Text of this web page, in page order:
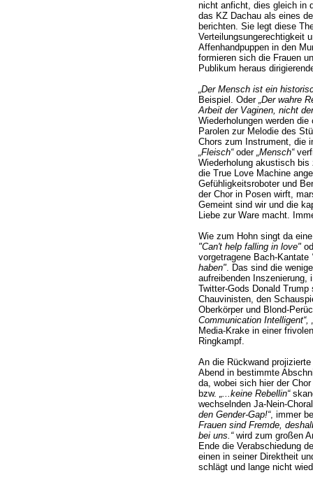
nicht anficht, dies gleich in
das KZ Dachau als eines
berichten. Sie legt diese
Verteilungsungerechtigkeit
Affenhandpuppen in den
formieren sich die Frauen
Publikum heraus
„Der Mensch ist ein
Beispiel. Oder „Der wahre
Arbeit der Vaginen, nicht
Wiederholungen werden
Parolen zur Melodie des
Chors zum Instrument, die
„Fleisch“oder „Mensch“
Wiederholung akustisch
die True Love Machine
Gefühligkeitsroboter und
der Chor in Posen wirft,
Gemeint sind wir und die
Liebe zur Ware macht.
Wie zum Hohn singt da
"Can't help falling in love"
vorgetragene Bach-Kantate
haben". Das sind die
aufreibenden Inszenierung,
Twitter-Gods Donald
Chauvinisten, den
Oberkörper und Blond-
Communication Intelligent“,
Media-Krake in einer
Ringkampf.
An die Rückwand
Abend in bestimmte
da, wobei sich hier der
bzw. „...keine Rebellin“
wechselnden Ja-Nein-
den Gender-Gap!“, immer
Frauen sind Fremde,
bei uns.“wird zum großen
Ende die Verabschiedung
einen in seiner Direktheit
schlägt und lange nicht